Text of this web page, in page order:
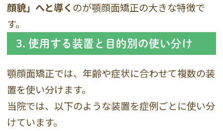
顔貌」へと導くのが顎顔面矯正の大きな特徴で
す。
3. 使用する装置と目的別の使い分け
顎顔面矯正では、年齢や症状に合わせて複数の装
置を使い分けます。
当院では、以下のような装置を症例ごとに使い分
けています。